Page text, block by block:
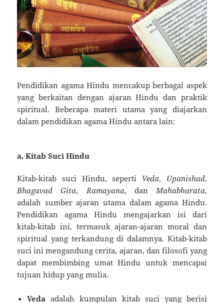
Pendidikan agama Hindu mencakup berbagai aspek
yang berkaitan dengan ajaran Hindu dan praktik
spiritual. Beberapa materi utama yang diajarkan
dalam pendidikan agama Hindu antara lain:
a.Kitab Suci Hindu
Kitab-kitab suci Hindu, seperti Veda, Upanishad,
Bhagavad Gita,Ramayana, danMahabharata,
adalah sumber ajaran utama dalam agama Hindu.
Pendidikan agama Hindu mengajarkan isi dari
kitab-kitab ini, termasuk ajaran-ajaran moral dan
spiritual yang terkandung di dalamnya. Kitab-kitab
suci ini mengandung cerita, ajaran, dan filosofi yang
dapat membimbing umat Hindu untuk mencapai
tujuan hidup yang mulia.
Veda adalah kumpulan kitab suci yang berisi